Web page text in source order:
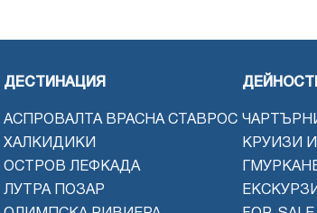
ДЕСТИНАЦИЯ
АСПРОВАЛТА ВРАСНА СТАВРОС
ХАЛКИДИКИ
ОСТРОВ ЛЕФКАДА
ЛУТРА ПОЗАР
КРУИЗИ